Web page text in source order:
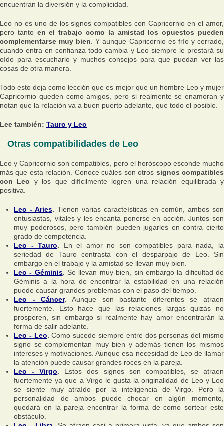
encuentran la diversión y la complicidad.
Leo no es uno de los signos compatibles con Capricornio en el amor,
pero tanto en el trabajo como la amistad los opuestos pueden
complementarse muy bien . Y aunque Capricornio es frío y cerrado,
cuando entra en confianza todo cambia y Leo siempre le prestará su
oído para escucharlo y muchos consejos para que puedan ver las
cosas de otra manera.
Todo esto deja como lección que es mejor que un hombre Leo y mujer
Capricornio queden como amigos, pero si realmente se enamoran y
notan que la relación va a buen puerto adelante, que todo el posible.
Lee también: Tauro y Leo
Otras compatibilidades de Leo
Leo y Capricornio son compatibles, pero el horóscopo esconde mucho
más que esta relación. Conoce cuáles son otros signos compatibles
con Leo y los que difícilmente logren una relación equilibrada y
positiva.
Leo - Aries. Tienen varias caracteísticas en común, ambos son
entusiastas, vitales y les encanta ponerse en acción. Juntos son
muy poderosos, pero también pueden jugarles en contra cierto
grado de competencia.
Leo - Tauro. En el amor no son compatibles para nada, la
seriedad de Tauro contrasta con el desparpajo de Leo. Sin
embargo en el trabajo y la amistad se llevan muy bien.
Leo - Géminis. Se llevan muy bien, sin embargo la dificultad de
Géminis a la hora de encontrar la estabilidad en una relación
puede causar grandes problemas con el paso del tiempo.
Leo - Cáncer. Aunque son bastante diferentes se atraen
fuertemente. Esto hace que las relaciones largas quizás no
prosperen, sin embargo si realmente hay amor encontrarán la
forma de salir adelante.
Leo - Leo. Como sucede siempre entre dos personas del mismo
signo se complementan muy bien y además tienen los mismos
intereses y motivaciones. Aunque esa necesidad de Leo de llamar
la atención puede causar grandes roces en la pareja.
Leo - Virgo. Estos dos signos son compatibles, se atraen
fuertemente ya que a Virgo le gusta la originalidad de Leo y Leo
se siente muy atraído por la inteligencia de Virgo. Pero la
personalidad de ambos puede chocar en algún momento,
quedará en la pareja encontrar la forma de como sortear este
obstáculo.